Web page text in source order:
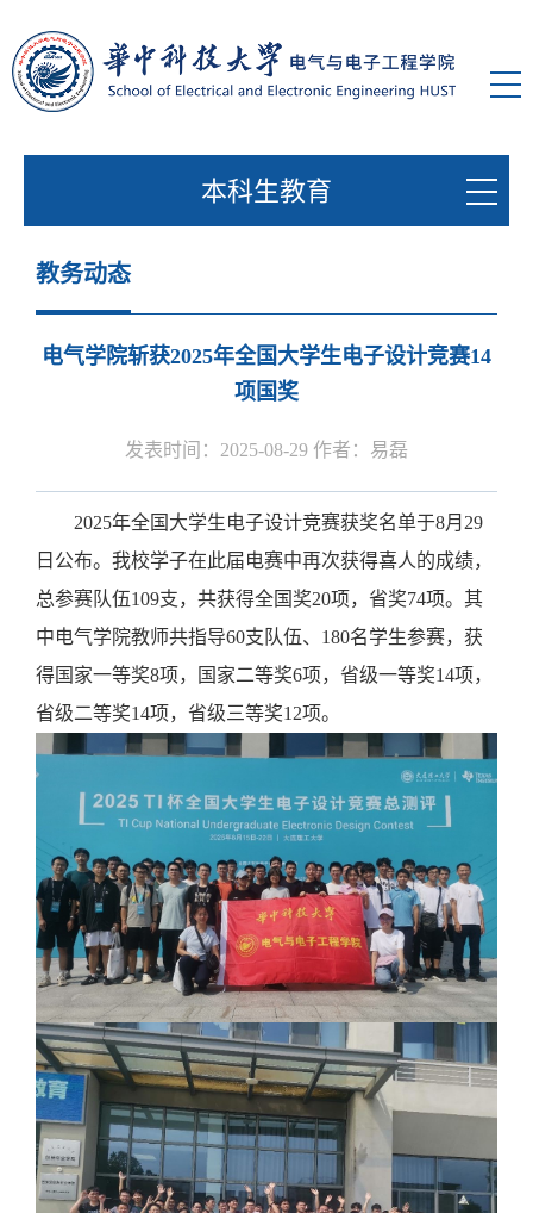
本科生教育
教务动态
电气学院斩获2025年全国大学生电子设计竞赛14
项国奖
发表时间：2025-08-29 作者：易磊
2025年全国大学生电子设计竞赛获奖名单于8月29
日公布。我校学子在此届电赛中再次获得喜人的成绩，
总参赛队伍109支，共获得全国奖20项，省奖74项。其
中电气学院教师共指导60支队伍、180名学生参赛，获
得国家一等奖8项，国家二等奖6项，省级一等奖14项，
省级二等奖14项，省级三等奖12项。